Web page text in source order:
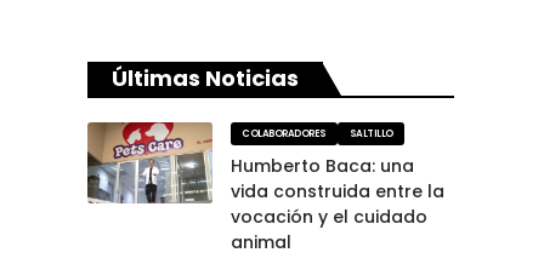
Últimas Noticias
COLABORADORES SALTILLO
Humberto Baca: una
vida construida entre la
vocación y el cuidado
animal